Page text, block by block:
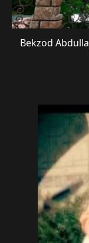
Bekzod